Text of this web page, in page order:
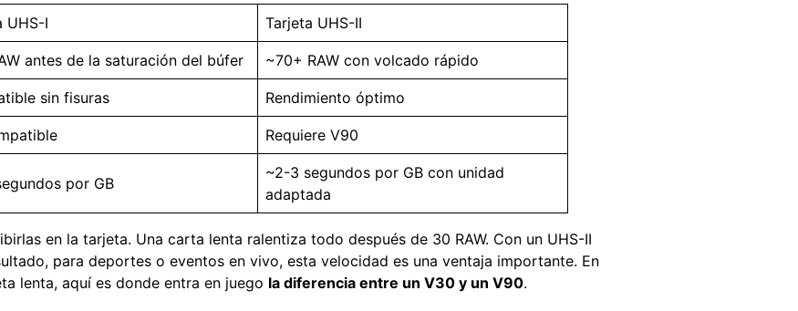
UHS-I Tarjeta UHS-II
antes de la saturación del búfer ~70+ RAW con volcado rápido
sin fisuras Rendimiento óptimo
Requiere V90
por GB
~2-3 segundos por GB con unidad
adaptada
en la tarjeta. Una carta lenta ralentiza todo después de 30 RAW. Con un UHS-II
para deportes o eventos en vivo, esta velocidad es una ventaja importante. En
lenta, aquí es donde entra en juego la diferencia entre un V30 y un V90.